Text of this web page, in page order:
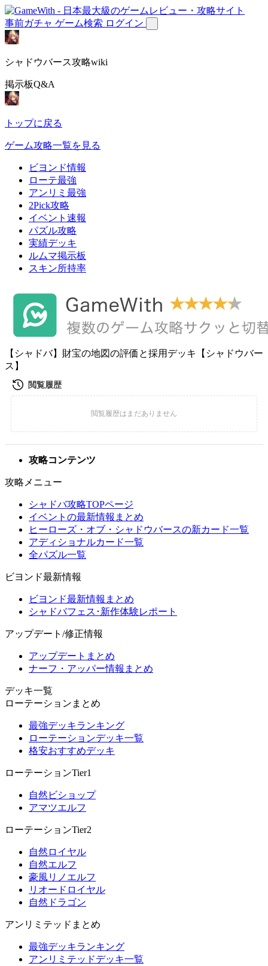
事前ガチャ ゲーム検索 ログイン
シャドウバース攻略wiki
掲示板Q&A
トップに戻る
ゲーム攻略一覧を見る
ビヨンド情報
ローテ最強
アンリミ最強
2Pick攻略
イベント速報
パズル攻略
実績デッキ
ルムマ掲示板
スキン所持率
【シャドバ】財宝の地図の評価と採用デッキ【シャドウバー
ス】
攻略コンテンツ
攻略メニュー
シャドバ攻略TOPページ
イベントの最新情報まとめ
ヒーローズ・オブ・シャドウバースの新カード一覧
アディショナルカード一覧
全パズル一覧
ビヨンド最新情報
ビヨンド最新情報まとめ
シャドバフェス･新作体験レポート
アップデート/修正情報
アップデートまとめ
ナーフ・アッパー情報まとめ
デッキ一覧
ローテーションまとめ
最強デッキランキング
ローテーションデッキ一覧
格安おすすめデッキ
ローテーションTier1
自然ビショップ
アマツエルフ
ローテーションTier2
自然ロイヤル
自然エルフ
豪風リノエルフ
リオードロイヤル
自然ドラゴン
アンリミテッドまとめ
最強デッキランキング
アンリミテッドデッキ一覧